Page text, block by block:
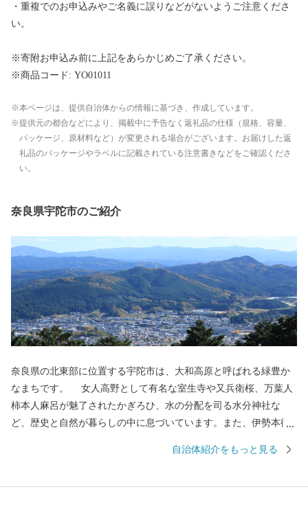
・重複でのお申込みやご名義に誤りなどがないようご注意くださ
い。
※寄附お申込み前に上記をあらかじめご了承ください。
※商品コード: YO01011
本ページは、提供自治体からの情報に基づき、作成しています。
提供元の都合などにより、掲載中に予告なく返礼品の仕様（規格、容量、
パッケージ、原材料など）が変更される場合がございます。お届けした返
礼品のパッケージやラベルに記載されている注意書きなどをご確認くださ
い。
奈良県宇陀市のご紹介
奈良県の北東部に位置する宇陀市は、大和高原と呼ばれる緑豊か
なまちです。 女人高野として有名な室生寺や又兵衛桜、万葉人
柿本人麻呂が魅了されたかぎろひ、水の分配を司る水分神社な
ど、歴史と自然が暮らしの中に息づいています。また、伊勢本街
古の旅人の思いを今も伝えています。 平成18年1月の合併によ
自治体紹介をもっと見る